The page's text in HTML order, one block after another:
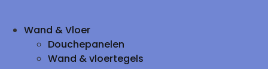
Wand & Vloer
Douchepanelen
Wand & vloertegels